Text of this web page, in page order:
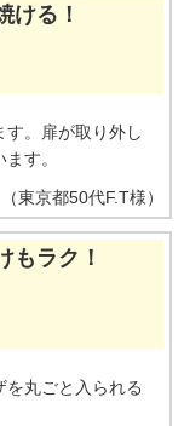
ける！
す。扉が取り外し
す。
（東京都50代F.T様）
もラク！
丸ごと入られる